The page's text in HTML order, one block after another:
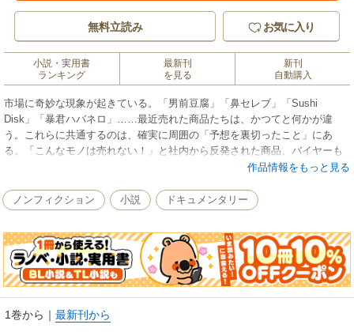
無料立読み お気に入り
小説・実用書
ランキング
最新刊
を見る
新刊
自動購入
市場に奇妙な現象が起きている。「男前豆腐」「鼻セレブ」「Sushi
Disk」「暴君ハバネロ」……最近売れた商品たちは、かつてと何かが違
う。これらに共通するのは、確実に周囲の「予想を裏切ったこと」にあ
る。「こんなモノは売れない！」と社内から反発された商品、バイヤーも
無視する商品……その予想に反し、消費者の反響を呼ぶ。大手の広告代理
わせる。本書は、深く切り込む企業取材に定評のある著者が、この難解な
市場の中でヒットとなった商品の「なぜ売れたのか」「どうすればこんな
モノが生み出せるのか」の核心にギリギリまで迫る。また「450gもある
『男前豆腐』が売れる理由は」「『ケータイ』、今や大きい方が売れるの
はなぜ」など、「市場に何が起きているのか」を鋭く考察する。今までの
手法では売れない。気付いた会社はもう始めている――。
作品情報をもっと見る
ノンフィクション 小説 ドキュメンタリー
1巻から ｜ 最新刊から